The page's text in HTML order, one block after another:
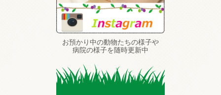
お預かり中の動物たちの様子や
病院の様子を随時更新中